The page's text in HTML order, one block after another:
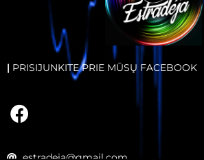
| PRISIJUNKITE PRIE MŪSŲ FACEBOOK
estradeja@gmail.com